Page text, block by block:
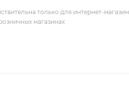
только для интернет-
магазинах